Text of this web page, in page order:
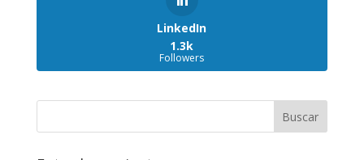
LinkedIn
1.3k
Followers